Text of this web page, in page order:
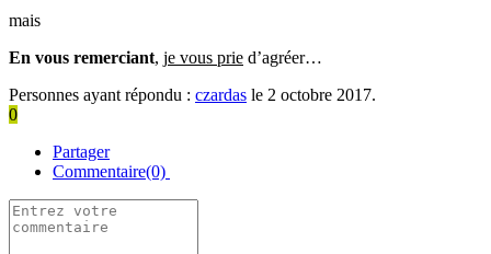
mais
En vous remerciant, je vous prie d’agréer…
Personnes ayant répondu : czardas le 2 octobre 2017.
0
Partager
Commentaire(0)